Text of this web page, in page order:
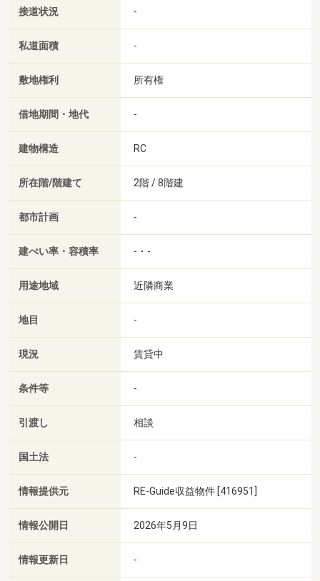
接道状況 -
私道面積 -
敷地権利 所有権
借地期間・地代 -
建物構造 RC
所在階/階建て 2階 / 8階建
都市計画 -
建ぺい率・容積率 -・-
用途地域 近隣商業
地目 -
現況 賃貸中
条件等 -
引渡し 相談
国土法 -
情報提供元 RE-Guide収益物件 [416951]
情報公開日 2026年5月9日
情報更新日 -